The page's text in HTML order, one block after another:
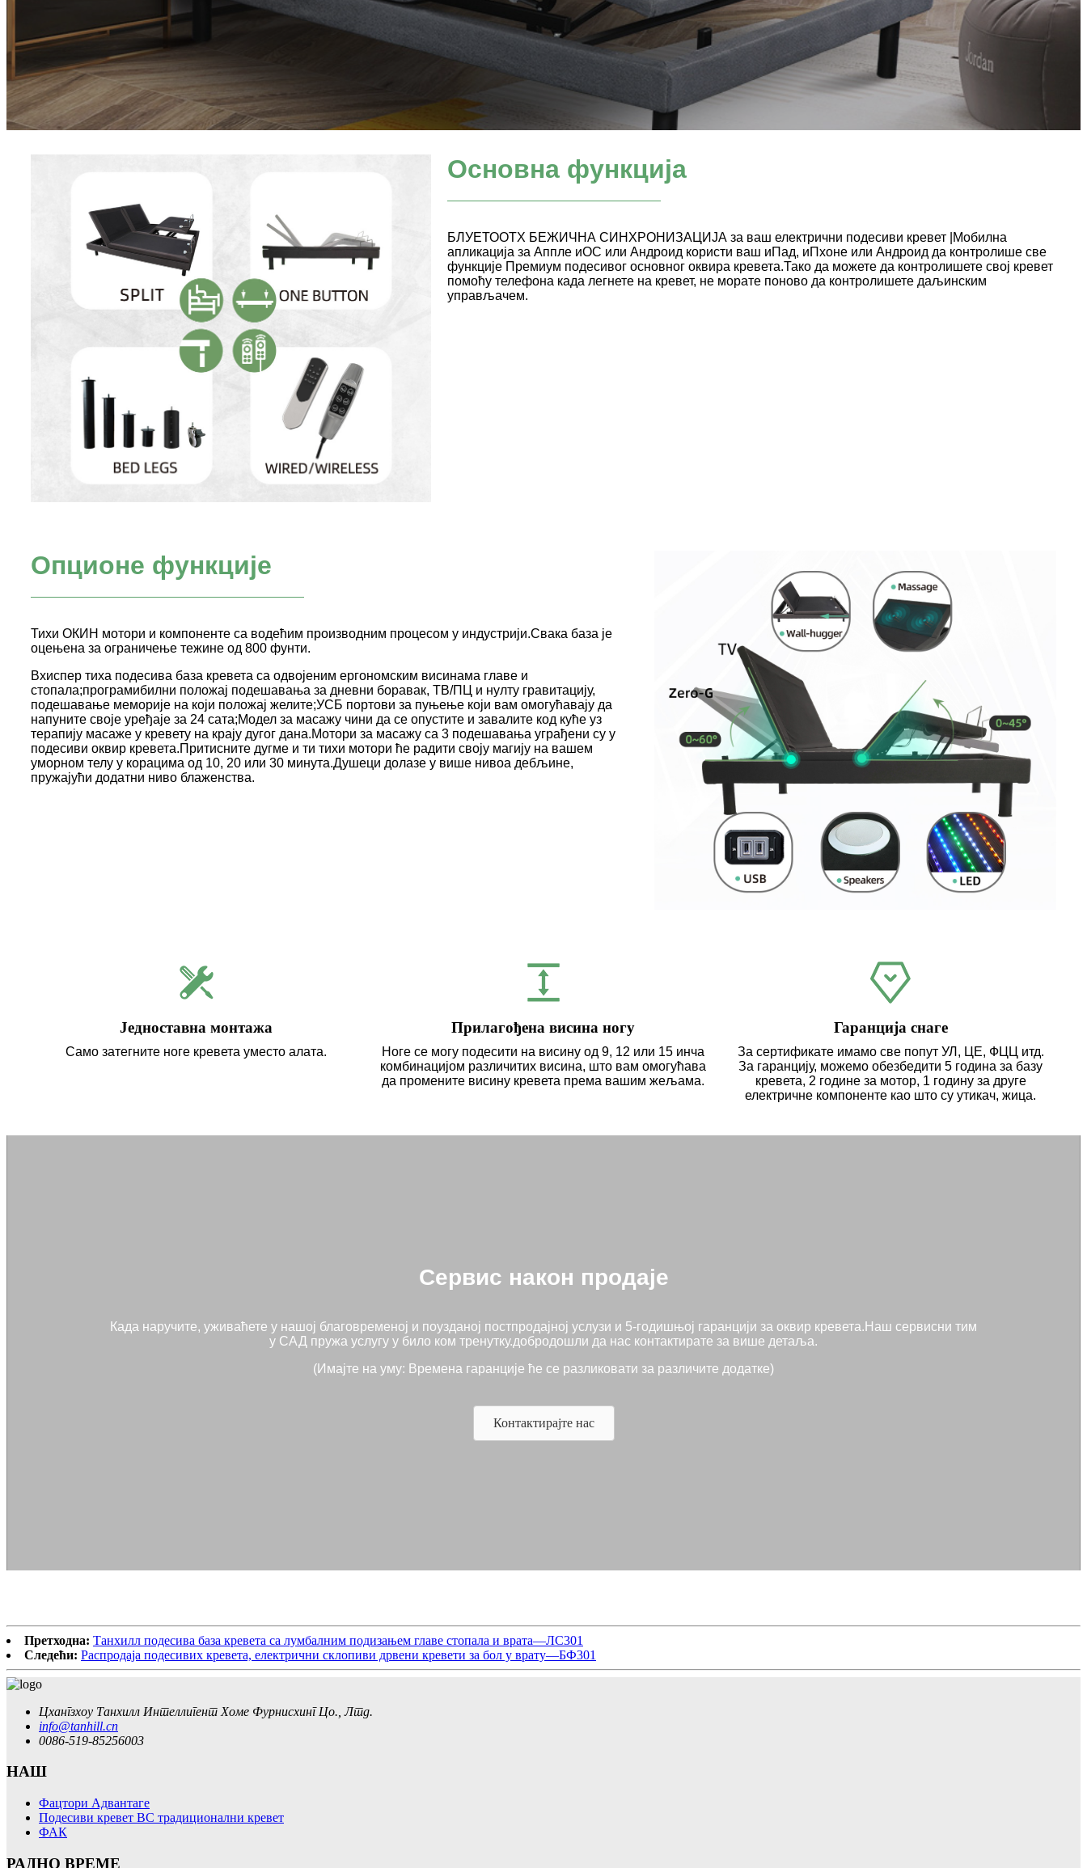
Основна функција
БЛУЕТООТХ БЕЖИЧНА СИНХРОНИЗАЦИЈА за ваш електрични подесиви кревет |Мобилна
апликација за Аппле иОС или Андроид користи ваш иПад, иПхоне или Андроид да контролише све
функције Премиум подесивог основног оквира кревета.Тако да можете да контролишете свој кревет
помоћу телефона када легнете на кревет, не морате поново да контролишете даљинским
управљачем.
Опционе функције
Тихи ОКИН мотори и компоненте са водећим производним процесом у индустрији.Свака база је
оцењена за ограничење тежине од 800 фунти.
Вхиспер тиха подесива база кревета са одвојеним ергономским висинама главе и
стопала;програмибилни положај подешавања за дневни боравак, ТВ/ПЦ и нулту гравитацију,
подешавање меморије на који положај желите;УСБ портови за пуњење који вам омогућавају да
напуните своје уређаје за 24 сата;Модел за масажу чини да се опустите и завалите код куће уз
терапију масаже у кревету на крају дугог дана.Мотори за масажу са 3 подешавања уграђени су у
подесиви оквир кревета.Притисните дугме и ти тихи мотори ће радити своју магију на вашем
уморном телу у корацима од 10, 20 или 30 минута.Душеци долазе у више нивоа дебљине,
пружајући додатни ниво блаженства.
Једноставна монтажа
Само затегните ноге кревета уместо алата.
Прилагођена висина ногу
Ноге се могу подесити на висину од 9, 12 или 15 инча
комбинацијом различитих висина, што вам омогућава
да промените висину кревета према вашим жељама.
Гаранција снаге
За сертификате имамо све попут УЛ, ЦЕ, ФЦЦ итд.
За гаранцију, можемо обезбедити 5 година за базу
кревета, 2 године за мотор, 1 годину за друге
електричне компоненте као што су утикач, жица.
Сервис након продаје
Када наручите, уживаћете у нашој благовременој и поузданој постпродајној услузи и 5-годишњој гаранцији за оквир кревета.Наш сервисни тим
у САД пружа услугу у било ком тренутку.добродошли да нас контактирате за више детаља.
(Имајте на уму: Времена гаранције ће се разликовати за различите додатке)
Контактирајте нас
Претходна: Танхилл подесива база кревета са лумбалним подизањем главе стопала и врата—ЛС301
Следећи: Распродаја подесивих кревета, електрични склопиви дрвени кревети за бол у врату—БФ301
Цхангзхоу Танхилл Интеллигент Хоме Фурнисхинг Цо., Лтд.
info@tanhill.cn
0086-519-85256003
НАШ
Фацтори Адвантаге
Подесиви кревет ВС традиционални кревет
ФАК
РАДНО ВРЕМЕ